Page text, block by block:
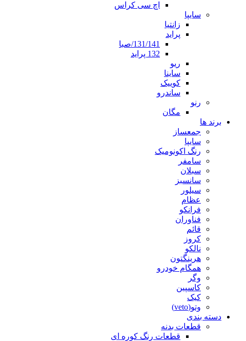
اچ سی کراس
سایپا
زانتیا
پراید
131/141/صبا
132 پراید
ریو
ساینا
کوییک
ساندرو
رنو
مگان
برند ها
جمعساز
سایپا
رنگ اکونومیک
سامفر
سبلان
سانسبز
سیلور
عظام
فرانکو
فناوران
قائم
کروز
نالکو
هرینگتون
همگام خودرو
وگر
کاسپین
کیک
وتو(veto)
دسته بندی
قطعات بدنه
قطعات رنگ کوره ای